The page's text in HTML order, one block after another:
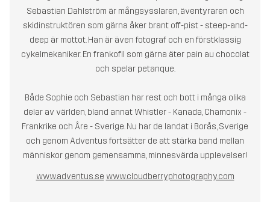
Sebastian Dahlström är mångsysslaren, äventyraren och
skidinstruktören som gärna åker brant off-pist - steep-and-
deep är mottot. Han är även fotograf och en förstklassig
cykelmekaniker. En frankofil som gärna äter pain au chocolat
och spelar petanque.
Både Sophie och Sebastian har rest och bott i många olika
delar av världen, bland annat Whistler - Kanada, Chamonix -
Frankrike och Åre - Sverige. Nu har de landat i Borås, Sverige
och genom Adventus fortsätter de att stärka band mellan
människor genom gemensamma, minnesvärda upplevelser!
www.adventus.se www.cloudberryphotography.com